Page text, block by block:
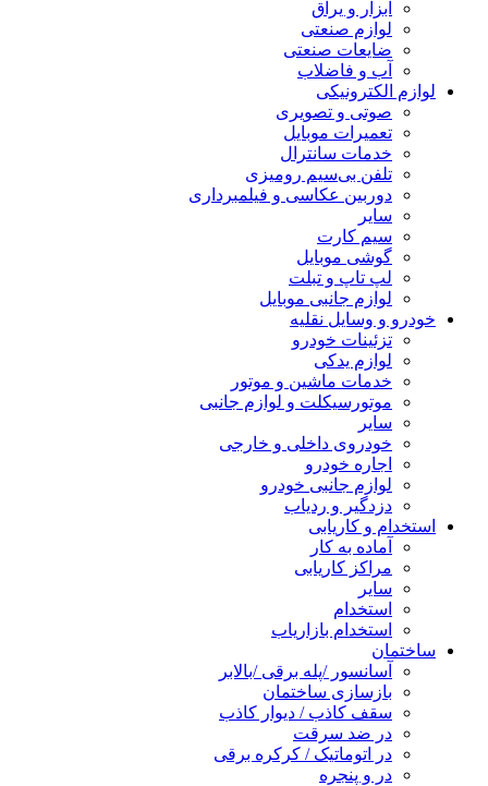
ابزار و یراق
لوازم صنعتی
ضایعات صنعتی
آب و فاضلاب
لوازم الکترونیکی
صوتی و تصویری
تعمیرات موبایل
خدمات سانترال
تلفن بی‌سیم رومیزی
دوربین عکاسی و فیلمبرداری
سایر
سیم کارت
گوشی موبایل
لپ تاپ و تبلت
لوازم جانبی موبایل
خودرو و وسایل نقلیه
تزئینات خودرو
لوازم یدکی
خدمات ماشین و موتور
موتورسیکلت و لوازم جانبی
سایر
خودروی داخلی و خارجی
اجاره خودرو
لوازم جانبی خودرو
دزدگیر و ردیاب
استخدام و کاریابی
آماده به کار
مراکز کاریابی
سایر
استخدام
استخدام بازاریاب
ساختمان
آسانسور /پله برقی /بالابر
بازسازی ساختمان
سقف کاذب / دیوار کاذب
در ضد سرقت
در اتوماتیک / کرکره برقی
در و پنجره